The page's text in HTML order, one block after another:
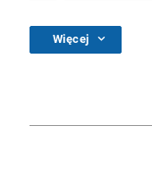
Więcej